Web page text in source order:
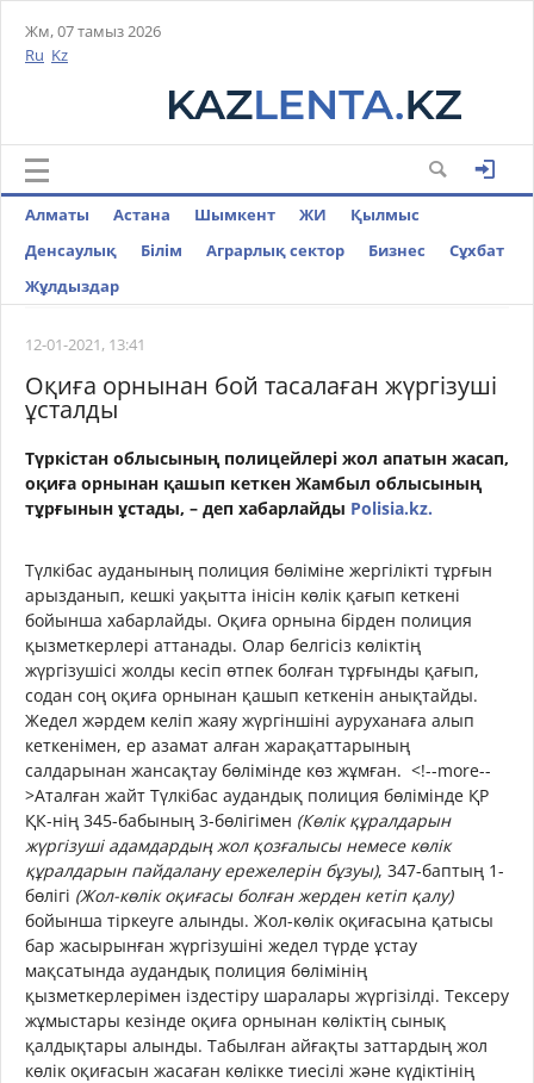
Жм, 07 тамыз 2026
Ru Kz
Алматы Астана Шымкент ЖИ
Қылмыс
Денсаулық
Білім Аграрлық сектор Бизнес
Cұхбат
Жұлдыздар
12-01-2021, 13:41
Оқиға орнынан бой тасалаған жүргізуші
ұсталды
Түркістан облысының полицейлері жол апатын жасап,
оқиға орнынан қашып кеткен Жамбыл облысының
тұрғынын ұстады, – деп хабарлайды Polisia.kz.
Түлкібас ауданының полиция бөліміне жергілікті тұрғын
арызданып, кешкі уақытта інісін көлік қағып кеткені
бойынша хабарлайды. Оқиға орнына бірден полиция
қызметкерлері аттанады. Олар белгісіз көліктің
жүргізушісі жолды кесіп өтпек болған тұрғынды қағып,
содан соң оқиға орнынан қашып кеткенін анықтайды.
Жедел жәрдем келіп жаяу жүргіншіні ауруханаға алып
кеткенімен, ер азамат алған жарақаттарының
салдарынан жансақтау бөлімінде көз жұмған. <!--more--
>Аталған жайт Түлкібас аудандық полиция бөлімінде ҚР
ҚК-нің 345-бабының 3-бөлігімен (Көлік құралдарын
жүргізуші адамдардың жол қозғалысы немесе көлік
құралдарын пайдалану ережелерін бұзуы), 347-баптың 1-
бөлігі (Жол-көлік оқиғасы болған жерден кетіп қалу)
бойынша тіркеуге алынды. Жол-көлік оқиғасына қатысы
бар жасырынған жүргізушіні жедел түрде ұстау
мақсатында аудандық полиция бөлімінің
қызметкерлерімен іздестіру шаралары жүргізілді. Тексеру
жұмыстары кезінде оқиға орнынан көліктің сынық
қалдықтары алынды. Табылған айғақты заттардың жол
көлік оқиғасын жасаған көлікке тиесілі және күдіктінің